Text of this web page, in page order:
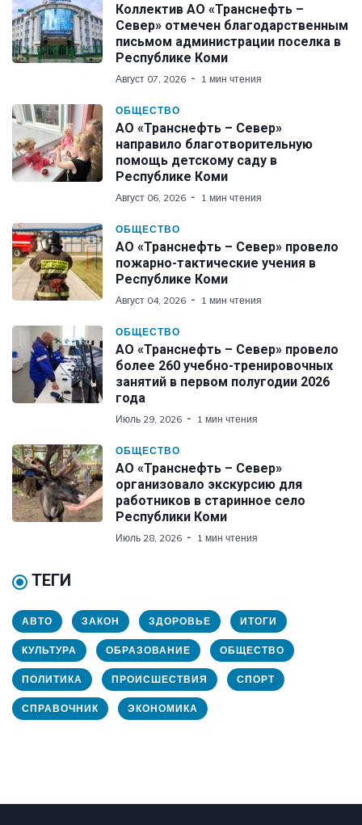
Коллектив АО «Транснефть –
Север» отмечен благодарственным
письмом администрации поселка в
Республике Коми
Август 07, 2026 1 мин чтения
ОБЩЕСТВО
АО «Транснефть – Север»
направило благотворительную
помощь детскому саду в
Республике Коми
Август 06, 2026 1 мин чтения
ОБЩЕСТВО
АО «Транснефть – Север» провело
пожарно-тактические учения в
Республике Коми
Август 04, 2026 1 мин чтения
ОБЩЕСТВО
АО «Транснефть – Север» провело
более 260 учебно-тренировочных
занятий в первом полугодии 2026
года
Июль 29, 2026 1 мин чтения
ОБЩЕСТВО
АО «Транснефть – Север»
организовало экскурсию для
работников в старинное село
Республики Коми
Июль 28, 2026 1 мин чтения
ТЕГИ
АВТО ЗАКОН ЗДОРОВЬЕ ИТОГИ
КУЛЬТУРА ОБРАЗОВАНИЕ ОБЩЕСТВО
ПОЛИТИКА ПРОИСШЕСТВИЯ СПОРТ
СПРАВОЧНИК ЭКОНОМИКА